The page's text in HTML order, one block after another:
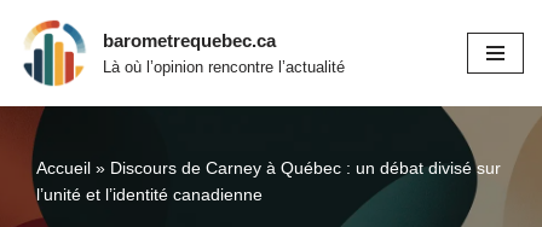
Aller
contenu
barometrequebec.ca
Là où l’opinion rencontre l’actualité
Accueil » Discours de Carney à Québec : un débat divisé sur
l’unité et l’identité canadienne